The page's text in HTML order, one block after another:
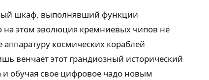
шкаф, выполнявший функции
на этом эволюция кремниевых чипов не
космических кораблей
венчает этот грандиозный исторический
обучая своё цифровое чадо новым